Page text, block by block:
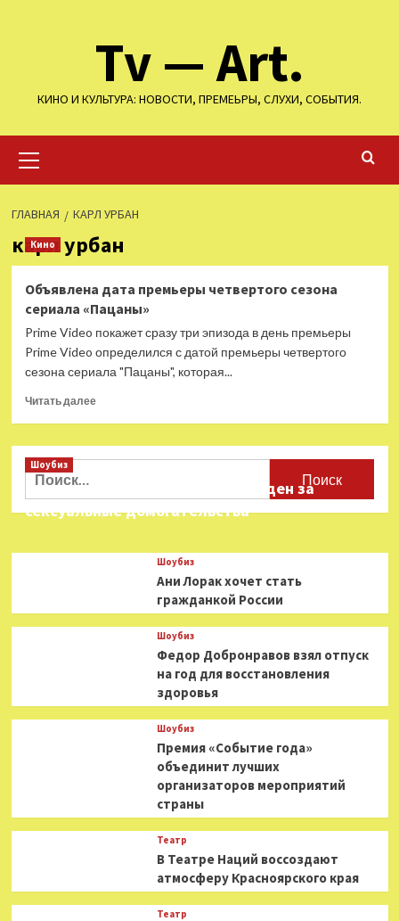
Tv — Art.
КИНО И КУЛЬТУРА: НОВОСТИ, ПРЕМЕЬРЫ, СЛУХИ, СОБЫТИЯ.
меню
ГЛАВНАЯ КАРЛ УРБАН
карл урбан
Кино
Объявлена дата премьеры четвертого сезона
сериала «Пацаны»
Prime Video покажет сразу три эпизода в день премьеры
Prime Video определился с датой премьеры четвертого
сезона сериала "Пацаны", которая...
Читать далееПрочитать
Объявлена
четвертого
сезона
«Пацаны»
Найти:
Шоубиз
Звезда «Игры в кальмара» осужден за
сексуальные домогательства
Шоубиз
Ани Лорак хочет стать
гражданкой России
Шоубиз
Федор Добронравов взял отпуск
на год для восстановления
здоровья
Шоубиз
Премия «Событие года»
объединит лучших
организаторов мероприятий
страны
Театр
В Театре Наций воссоздают
атмосферу Красноярского края
Театр